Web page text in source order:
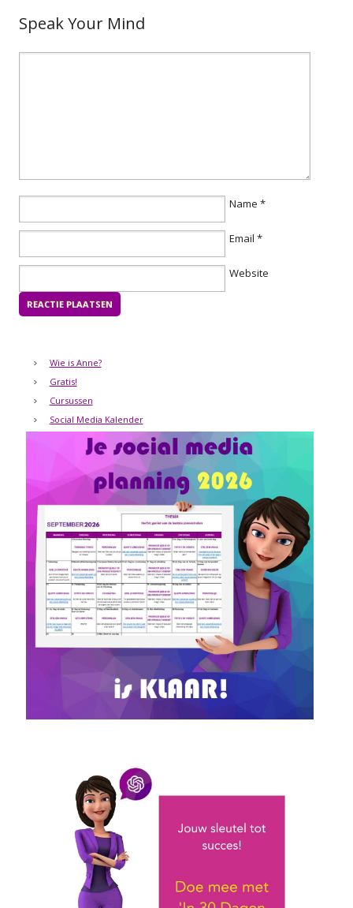
Speak Your Mind
Name *
Email *
Website
Wie is Anne?
Gratis!
Cursussen
Social Media Kalender